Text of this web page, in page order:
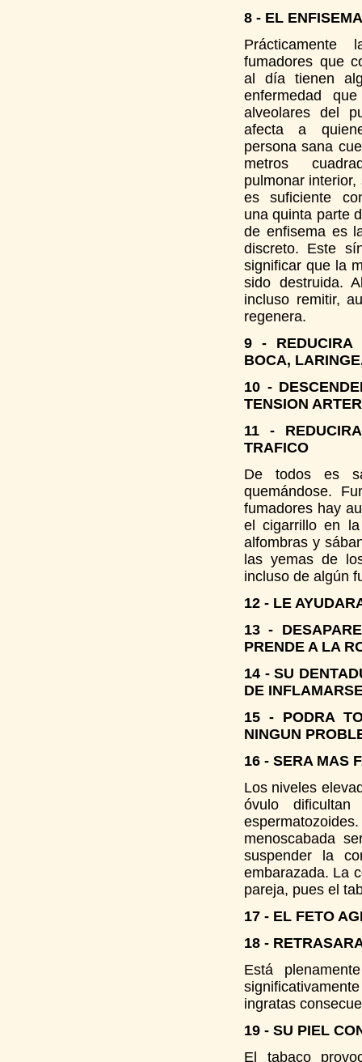
8 - EL
fumadores que
al día tienen
enfermedad
alveolares del
afecta a
persona sana
metros
pulmonar
es suficiente
una quinta parte
de enfisema es
discreto. Este
significar que la
sido destruida.
incluso remitir,
regenera.
9 - REDUCIRA
BOCA,
10 -
TENSION
11 -
TRAFICO
De todos es
quemándose.
fumadores hay
el cigarrillo en
alfombras y
las yemas de
incluso de algún
12 - LE
13 -
PRENDE A LA
14 - SU
DE
15 - PODRA
NINGUN
16 - SERA MAS
Los niveles
óvulo
menoscabada
suspender la
embarazada. La
pareja, pues el
17 - EL FETO
18 -
Está
ingratas
19 - SU PIEL
El tabaco